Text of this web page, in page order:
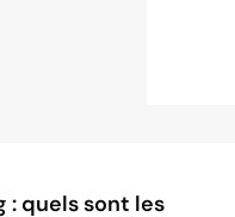
: quels sont les